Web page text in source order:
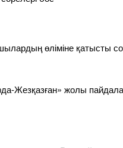
өліміне қатысты
Жезқазған» жолы